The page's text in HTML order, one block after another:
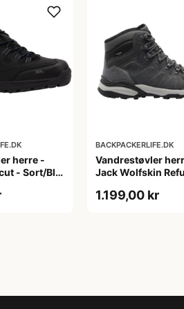
herre -
- Sort/Blå
BACKPACKERLIFE.DK
Vandrestøvler
Jack Wolfskin
Mørkegrå
1.199,00 kr